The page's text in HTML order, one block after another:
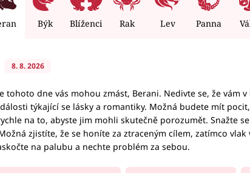
Býk Blíženci Rak Lev Panna
8. 8. 2026
tohoto dne vás mohou zmást, Berani. Nedivte se, že vám
týkající se lásky a romantiky. Možná budete mít pocit,
na to, abyste jim mohli skutečně porozumět. Snažte
zjistíte, že se honíte za ztraceným cílem, zatímco vlak
na palubu a nechte problém za sebou.